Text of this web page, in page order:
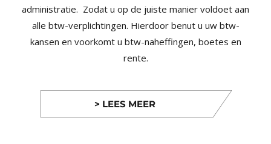
administratie. Zodat u op de juiste manier voldoet aan
alle btw-verplichtingen. Hierdoor benut u uw btw-
kansen en voorkomt u btw-naheffingen, boetes en
rente.
> LEES MEER